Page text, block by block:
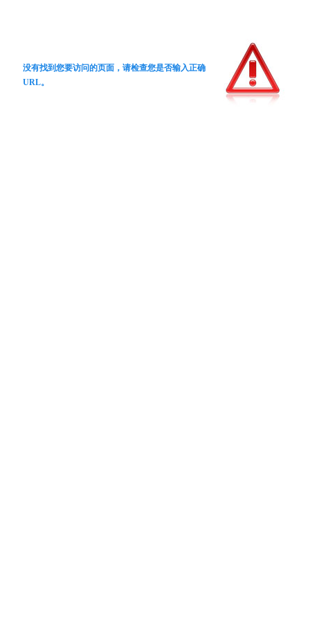
没有找到您要访问的页面，请检查您是否输入正确
URL。